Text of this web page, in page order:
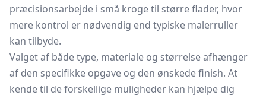
præcisionsarbejde i små kroge til større flader, hvor
mere kontrol er nødvendig end typiske malerruller
kan tilbyde.
Valget af både type, materiale og størrelse afhænger
af den specifikke opgave og den ønskede finish. At
kende til de forskellige muligheder kan hjælpe dig